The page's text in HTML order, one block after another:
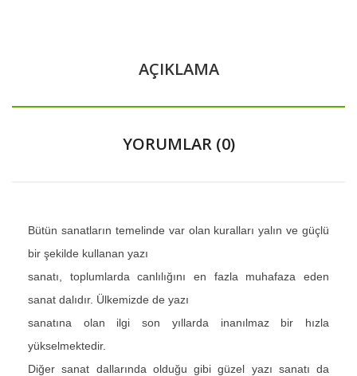
AÇIKLAMA
YORUMLAR (0)
Bütün sanatların temelinde var olan kuralları yalın ve güçlü
bir şekilde kullanan yazı
sanatı, toplumlarda canlılığını en fazla muhafaza eden
sanat dalıdır. Ülkemizde de yazı
sanatına olan ilgi son yıllarda inanılmaz bir hızla
yükselmektedir.
Diğer sanat dallarında olduğu gibi güzel yazı sanatı da